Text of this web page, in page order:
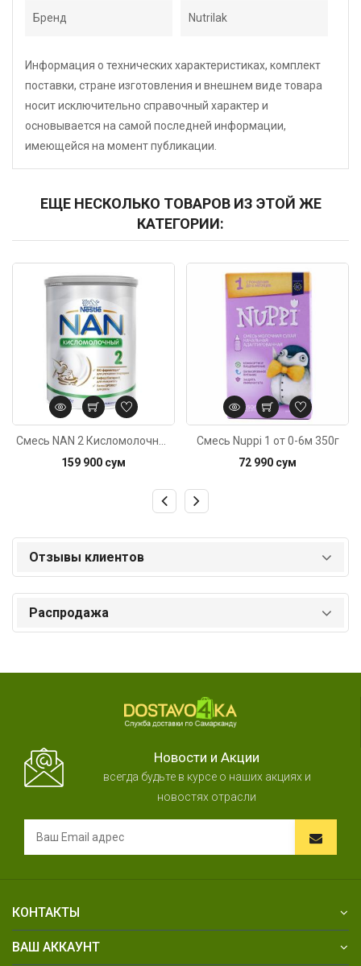
Бренд Nutrilak
Информация о технических характеристиках, комплект
поставки, стране изготовления и внешнем виде товара
носит исключительно справочный характер и
основывается на самой последней информации,
имеющейся на момент публикации.
ЕЩЕ НЕСКОЛЬКО ТОВАРОВ ИЗ ЭТОЙ ЖЕ
КАТЕГОРИИ:
159 900 сум
Код: 6021
Смесь Nuppi 1 от 0-6м 350г
72 990 сум
Код: 4432
Отзывы клиентов
Распродажа
Новости и Акции
всегда будьте в курсе о наших акциях и
новостях отрасли
КОНТАКТЫ
ВАШ АККАУНТ